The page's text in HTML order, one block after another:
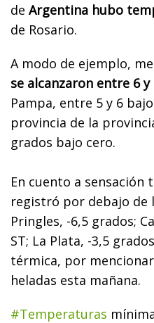
de Argentina hubo
de Rosario.
A modo de ejemplo,
se alcanzaron entre 6
Pampa, entre 5 y 6
provincia de la
grados bajo cero.
En cuento a sensación
registró por debajo de
Pringles, -6,5 grados;
ST; La Plata, -3,5
térmica, por
heladas esta mañana.
#Temperaturas